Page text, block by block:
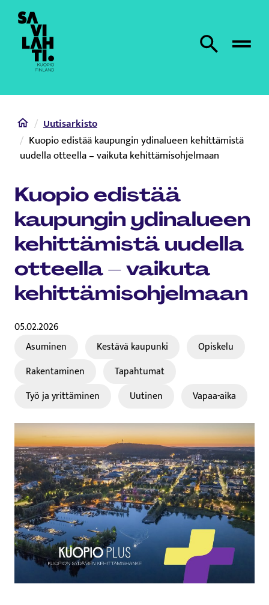
Etusivulle
Etsi sivustolta
HomeUutisarkisto
Kuopio edistää kaupungin ydinalueen kehittämistä
uudella otteella – vaikuta kehittämisohjelmaan
Kuopio edistää
kaupungin ydinalueen
kehittämistä uudella
otteella – vaikuta
kehittämisohjelmaan
05.02.2026
Asuminen Kestävä kaupunki
Opiskelu
Rakentaminen
Tapahtumat
Työ ja yrittäminen
Uutinen Vapaa-aika